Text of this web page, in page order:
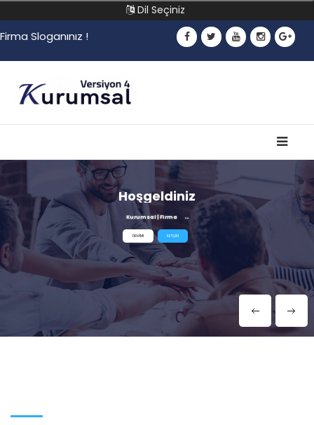
Dil Seçiniz
Firma Sloganınız !
Hoşgeldiniz
Kurumsal | Firma V4
DEVAMI İLETİŞİM